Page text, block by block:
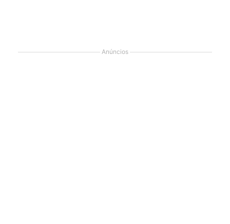
Anúncios